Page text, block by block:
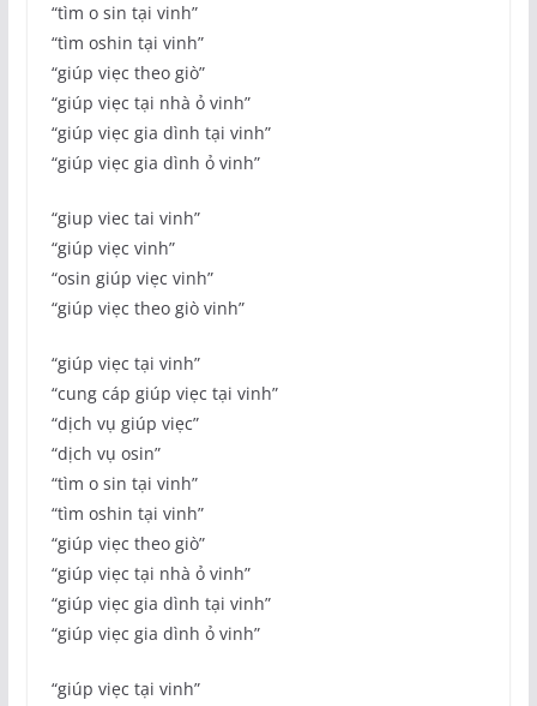
“tìm o sin tại vinh”
“tìm oshin tại vinh”
“giúp viẹc theo giò”
“giúp viẹc tại nhà ỏ vinh”
“giúp viẹc gia dình tại vinh”
“giúp viẹc gia dình ỏ vinh”
“giup viec tai vinh”
“giúp viẹc vinh”
“osin giúp viẹc vinh”
“giúp viẹc theo giò vinh”
“giúp viẹc tại vinh”
“cung cáp giúp viẹc tại vinh”
“dịch vụ giúp viẹc”
“dịch vụ osin”
“tìm o sin tại vinh”
“tìm oshin tại vinh”
“giúp viẹc theo giò”
“giúp viẹc tại nhà ỏ vinh”
“giúp viẹc gia dình tại vinh”
“giúp viẹc gia dình ỏ vinh”
“giúp viẹc tại vinh”